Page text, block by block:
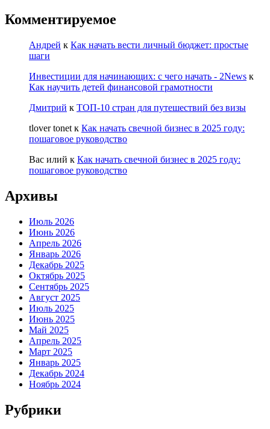
Комментируемое
Андрей к Как начать вести личный бюджет: простые
шаги
Инвестиции для начинающих: с чего начать - 2News к
Как научить детей финансовой грамотности
Дмитрий к ТОП-10 стран для путешествий без визы
tlover tonet к Как начать свечной бизнес в 2025 году:
пошаговое руководство
Вас илий к Как начать свечной бизнес в 2025 году:
пошаговое руководство
Архивы
Июль 2026
Июнь 2026
Апрель 2026
Январь 2026
Декабрь 2025
Октябрь 2025
Сентябрь 2025
Август 2025
Июль 2025
Июнь 2025
Май 2025
Апрель 2025
Март 2025
Январь 2025
Декабрь 2024
Ноябрь 2024
Рубрики